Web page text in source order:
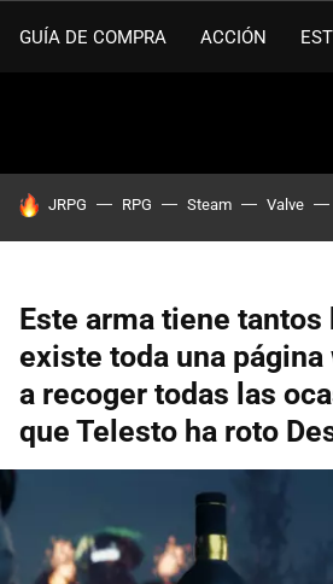
GUÍA DE COMPRA ACCIÓN
HOY SE HABLA DE
JRPG RPG Steam Valve
Este arma tiene tantos
existe toda una página
a recoger todas las
que Telesto ha roto